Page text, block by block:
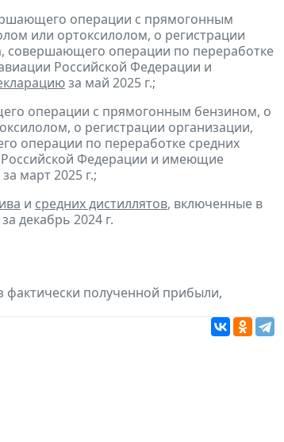
операции с прямогонным
или ортоксилолом, о регистрации
совершающего операции по переработке
Российской Федерации и
за май 2025 г.;
операции с прямогонным бензином, о
о регистрации организации,
операции по переработке средних
Российской Федерации и имеющие
за март 2025 г.;
и средних дистиллятов, включенные в
декабрь 2024 г.
полученной прибыли,